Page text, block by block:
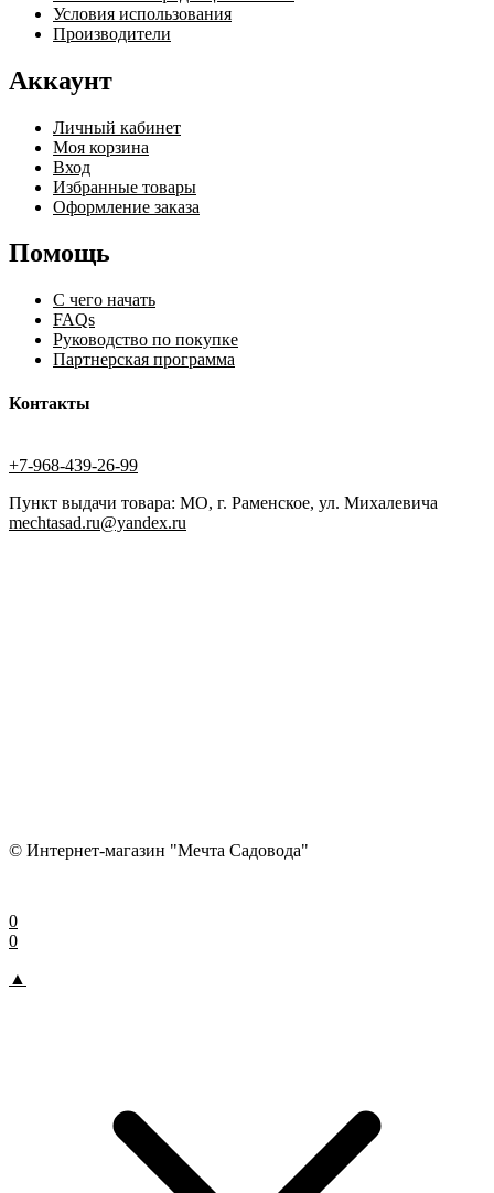
Условия использования
Производители
Аккаунт
Личный кабинет
Моя корзина
Вход
Избранные товары
Оформление заказа
Помощь
С чего начать
FAQs
Руководство по покупке
Партнерская программа
Контакты
+7-968-439-26-99
Пункт выдачи товара: МО, г. Раменское, ул. Михалевича
mechtasad.ru@yandex.ru
© Интернет-магазин "Мечта Садовода"
0
0
▲